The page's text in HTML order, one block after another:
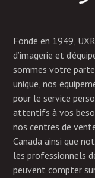
Fondé en 1949,
d’imagerie et
sommes votre
unique, nos
pour le service
attentifs à vos
nos centres de
Canada ainsi que
les professionnels
peuvent compter